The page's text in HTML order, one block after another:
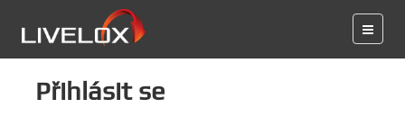
Přihlásit se